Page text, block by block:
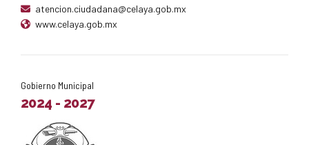
atencion.ciudadana@celaya.gob.mx
www.celaya.gob.mx
Gobierno Municipal
2024 - 2027